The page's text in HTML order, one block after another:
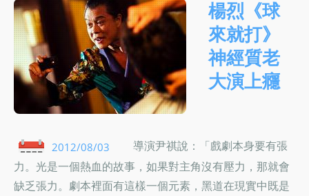
楊烈《球
來就打》
神經質老
大演上癮
2012/08/03
導演尹祺說：「戲劇本身要有張
力。光是一個熱血的故事，如果對主角沒有壓力，那就會
缺乏張力。劇本裡面有這樣一個元素，黑道在現實中既是